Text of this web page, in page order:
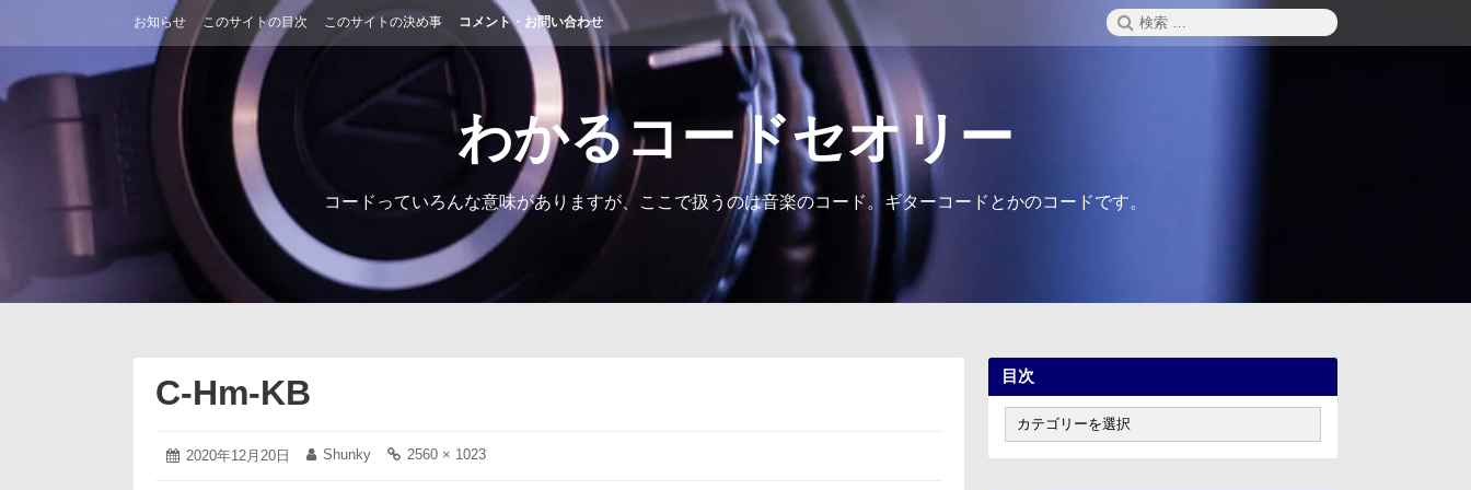
ン
ツ
お知らせ このサイトの目次 このサイトの決め事 コメント・お問い合わせ
検
索:
わかるコードセオリー
コードっていろんな意味がありますが、ここで扱うのは音楽のコード。ギターコードとかのコードです。
C-Hm-KB
投
2020年12月20日
2020 投
Shunky
フ
2560 × 1023
目次
次